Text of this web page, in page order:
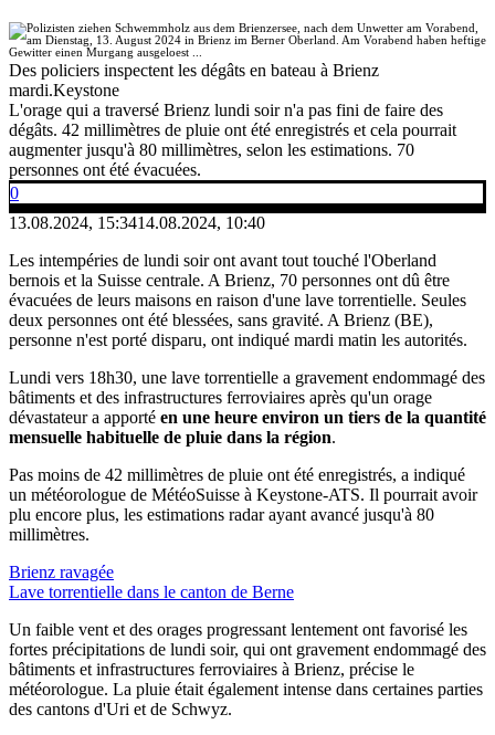
Des policiers inspectent les dégâts en bateau à Brienz
mardi.Keystone
L'orage qui a traversé Brienz lundi soir n'a pas fini de faire des
dégâts. 42 millimètres de pluie ont été enregistrés et cela pourrait
augmenter jusqu'à 80 millimètres, selon les estimations. 70
personnes ont été évacuées.
0
13.08.2024, 15:3414.08.2024, 10:40
Les intempéries de lundi soir ont avant tout touché l'Oberland
bernois et la Suisse centrale. A Brienz, 70 personnes ont dû être
évacuées de leurs maisons en raison d'une lave torrentielle. Seules
deux personnes ont été blessées, sans gravité. A Brienz (BE),
personne n'est porté disparu, ont indiqué mardi matin les autorités.
Lundi vers 18h30, une lave torrentielle a gravement endommagé des
bâtiments et des infrastructures ferroviaires après qu'un orage
dévastateur a apporté en une heure environ un tiers de la quantité
mensuelle habituelle de pluie dans la région.
Pas moins de 42 millimètres de pluie ont été enregistrés, a indiqué
un météorologue de MétéoSuisse à Keystone-ATS. Il pourrait avoir
plu encore plus, les estimations radar ayant avancé jusqu'à 80
millimètres.
Brienz ravagée
Lave torrentielle dans le canton de Berne
Un faible vent et des orages progressant lentement ont favorisé les
fortes précipitations de lundi soir, qui ont gravement endommagé des
bâtiments et infrastructures ferroviaires à Brienz, précise le
météorologue. La pluie était également intense dans certaines parties
des cantons d'Uri et de Schwyz.